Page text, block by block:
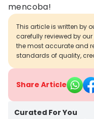
mencoba!
This article is written by
carefully reviewed by
the most accurate and
standards of quality,
Share Article
Curated For You